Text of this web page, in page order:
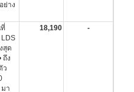
ย่าง
สุด
ถึง
ว
มา
18,190 -